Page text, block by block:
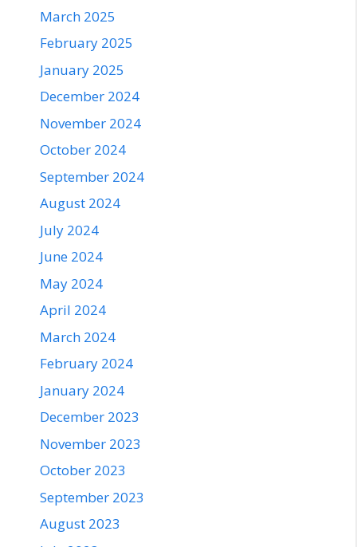
March 2025
February 2025
January 2025
December 2024
November 2024
October 2024
September 2024
August 2024
July 2024
June 2024
May 2024
April 2024
March 2024
February 2024
January 2024
December 2023
November 2023
October 2023
September 2023
August 2023